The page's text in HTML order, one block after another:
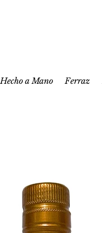
Hecho a Mano Ferraz